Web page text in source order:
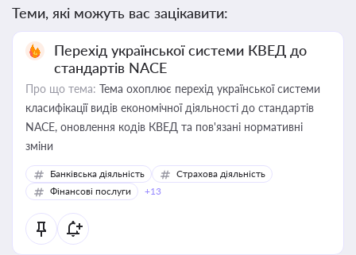
Теми, які можуть вас зацікавити:
Перехід української системи КВЕД до
стандартів NACE
Про що тема: Тема охоплює перехід української системи
класифікації видів економічної діяльності до стандартів
NACE, оновлення кодів КВЕД та пов'язані нормативні
зміни
Банківська діяльність
Страхова діяльність
Фінансові послуги
+13